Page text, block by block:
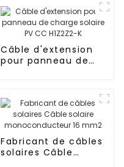
instrumentation
électrique 1 x 16
mm²
Câble d'extension
pour panneau de
Fabricant de câbles
solaires Câble